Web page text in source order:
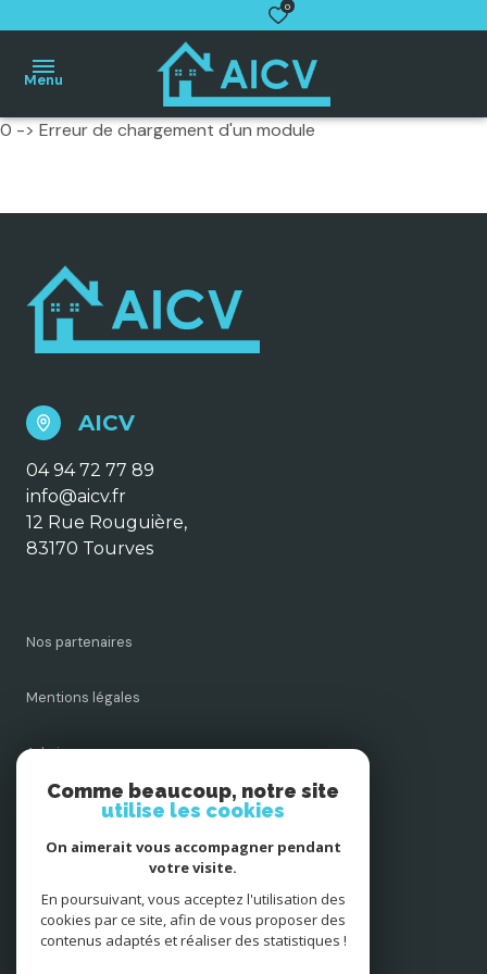
0
Menu
Maisons
village
Appartements
Terrains
biens
Estimation
gratuite
Contact
0 -> Erreur de chargement d'un module
AICV
04 94 72 77 89
info@aicv.fr
12 Rue Rouguière,
83170 Tourves
Nos partenaires
Mentions légales
Admin
Nos honoraires
Cookies
Comme beaucoup, notre site
utilise les cookies
On aimerait vous accompagner pendant
votre visite.
En poursuivant, vous acceptez l'utilisation des
cookies par ce site, afin de vous proposer des
contenus adaptés et réaliser des statistiques !